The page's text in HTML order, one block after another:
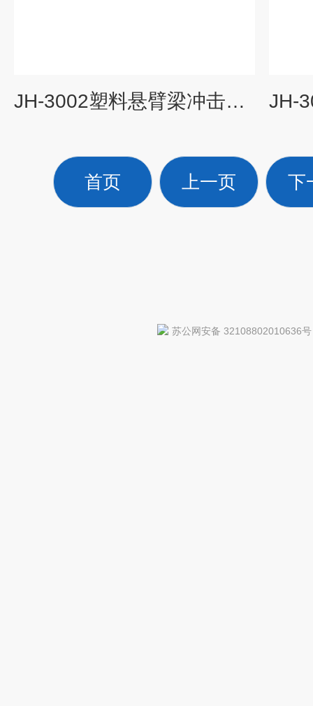
JH-3002塑料悬臂梁冲击试验机
首页 上一页 下
苏公网安备 32108802010636号